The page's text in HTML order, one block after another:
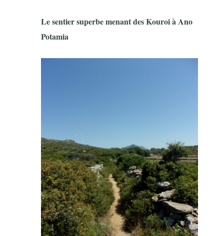
Le sentier superbe menant des Kouroi à Ano
Potamia